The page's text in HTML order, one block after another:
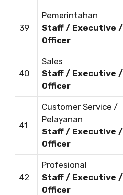
39
Pemerintahan
Staff / Executive /
Officer
40
Sales
Staff / Executive /
Officer
41
Customer Service /
Pelayanan
Staff / Executive /
Officer
42
Profesional
Staff / Executive /
Officer